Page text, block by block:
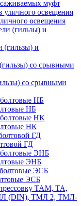
муфт
освещения
(гильзы) и
со срывными
НБ
НК
ГД
ЭНБ
ЭСБ